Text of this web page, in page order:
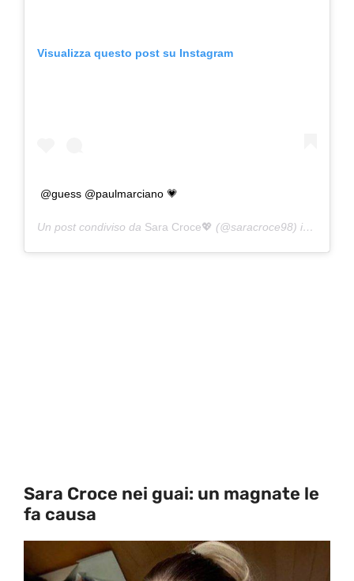
Visualizza questo post su Instagram
@guess @paulmarciano 💗
Un post condiviso da Sara Croce💖 (@saracroce98) in data:
Sara Croce nei guai: un magnate le
fa causa